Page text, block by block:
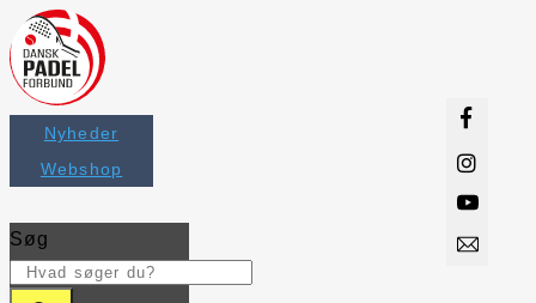
Videre
til
indhold
Nyheder
Webshop
Søg